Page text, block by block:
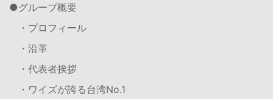
グループ概要
・プロフィール
・沿革
・代表者挨拶
・ワイズが誇る台湾No.1